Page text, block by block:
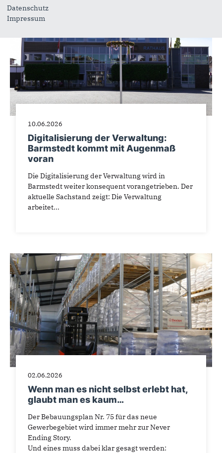
10.06.2026
Digitalisierung der Verwaltung:
Barmstedt kommt mit Augenmaß
voran
Die Digitalisierung der Verwaltung wird in
Barmstedt weiter konsequent vorangetrieben. Der
aktuelle Sachstand zeigt: Die Verwaltung
arbeitet...
02.06.2026
Wenn man es nicht selbst erlebt hat,
glaubt man es kaum…
Der Bebauungsplan Nr. 75 für das neue
Gewerbegebiet wird immer mehr zur Never
Ending Story.
Und eines muss dabei klar gesagt werden:
Datenschutz
Impressum